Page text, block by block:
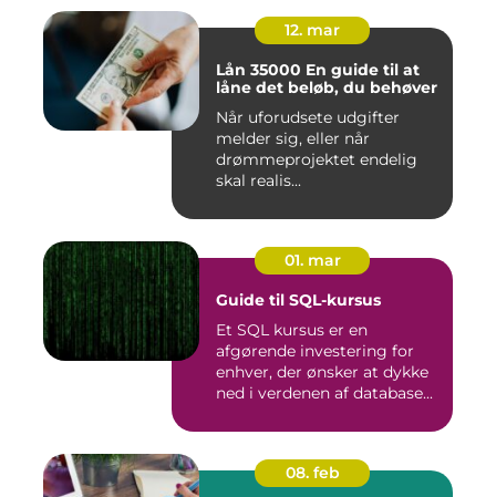
12. mar
Lån 35000 En guide til at
låne det beløb, du behøver
Når uforudsete udgifter
melder sig, eller når
drømmeprojektet endelig
skal realis...
01. mar
Guide til SQL-kursus
Et SQL kursus er en
afgørende investering for
enhver, der ønsker at dykke
ned i verdenen af database...
08. feb